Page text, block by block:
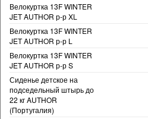
Велокуртка 13F WINTER
JET AUTHOR р-р XL
Велокуртка 13F WINTER
JET AUTHOR р-р L
Велокуртка 13F WINTER
JET AUTHOR р-р S
Сиденье детское на
подседельный штырь до
22 кг AUTHOR
(Португалия)